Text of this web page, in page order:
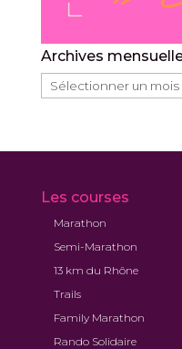
Archives
Archives
mensuelles
Les courses
Marathon
Semi-Marathon
13 km du Rhône
Trails
Family Marathon
Rando Solidaire